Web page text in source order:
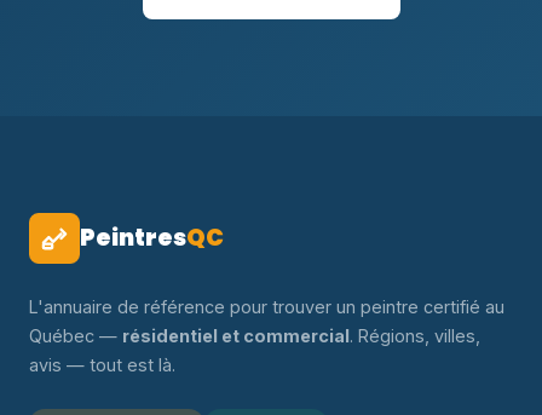
PeintresQC
L'annuaire de référence pour trouver un peintre certifié au
Québec — résidentiel et commercial. Régions, villes,
avis — tout est là.